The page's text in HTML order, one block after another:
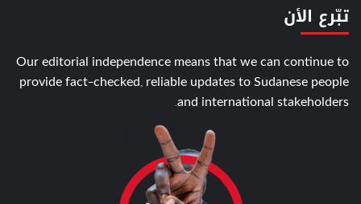
تبّرع الأن
Our editorial independence means that we can continue to
provide fact-checked, reliable updates to Sudanese people
and international stakeholders.